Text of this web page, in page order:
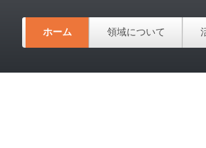
ホーム 領域について